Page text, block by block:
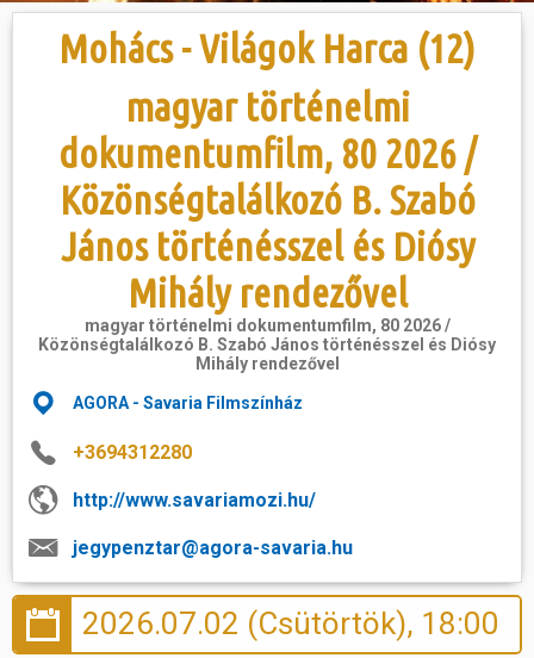
Mohács - Világok Harca (12)
magyar történelmi
dokumentumfilm, 80 2026 /
Közönségtalálkozó B. Szabó
János történésszel és Diósy
Mihály rendezővel
magyar történelmi dokumentumfilm, 80 2026 /
Közönségtalálkozó B. Szabó János történésszel és Diósy
Mihály rendezővel
AGORA - Savaria Filmszínház
+3694312280
http://www.savariamozi.hu/
jegypenztar@agora-savaria.hu
2026.07.02 (Csütörtök), 18:00